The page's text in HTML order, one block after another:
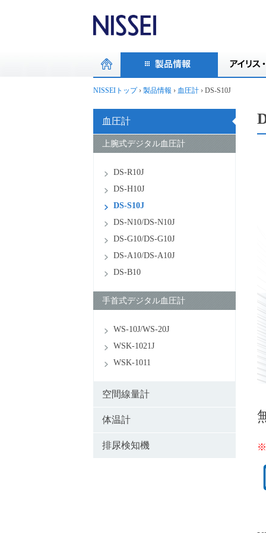
NISSEIトップ › 製品情報 › 血圧計 › DS-S10J
※
血圧計
上腕式デジタル血圧計
DS-R10J
DS-H10J
DS-S10J
DS-N10/DS-N10J
DS-G10/DS-G10J
DS-A10/DS-A10J
DS-B10
手首式デジタル血圧計
WS-10J/WS-20J
WSK-1021J
WSK-1011
空間線量計
体温計
排尿検知機